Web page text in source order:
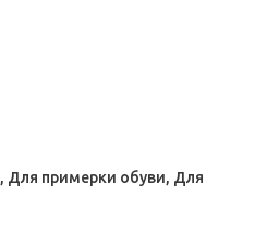
Для примерки обуви, Для